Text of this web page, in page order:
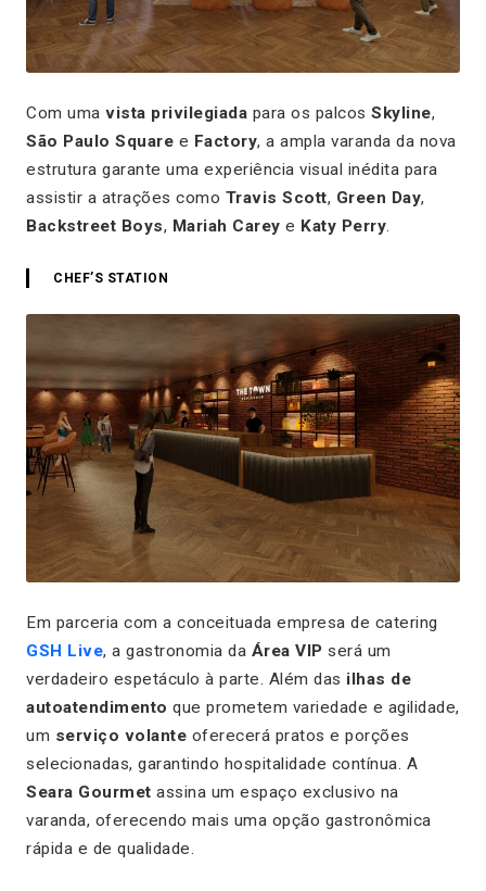
Com uma vista privilegiada para os palcos Skyline,
São Paulo Square e Factory, a ampla varanda da nova
estrutura garante uma experiência visual inédita para
assistir a atrações como Travis Scott, Green Day,
Backstreet Boys, Mariah Carey e Katy Perry
CHEF’S STATION
Em parceria com a conceituada empresa de catering
GSH Live, a gastronomia da Área VIP será um
verdadeiro espetáculo à parte. Além das ilhas de
autoatendimento que prometem variedade e agilidade,
um serviço volante oferecerá pratos e porções
selecionadas, garantindo hospitalidade contínua. A
Seara Gourmet assina um espaço exclusivo na
varanda, oferecendo mais uma opção gastronômica
rápida e de qualidade.